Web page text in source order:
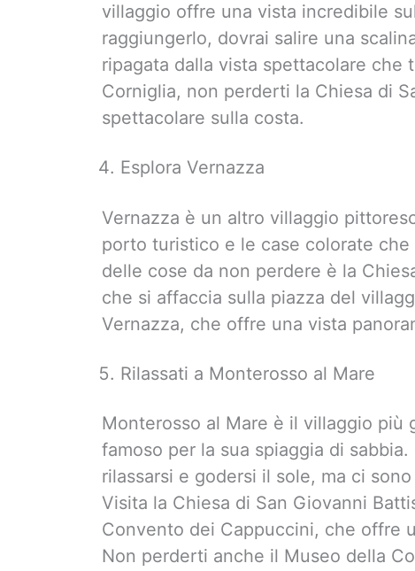
villaggio offre una vista incredibile
raggiungerlo, dovrai salire una
ripagata dalla vista spettacolare che
Corniglia, non perderti la Chiesa di
spettacolare sulla costa.
Esplora Vernazza
Vernazza è un altro villaggio
porto turistico e le case colorate
delle cose da non perdere è la
che si affaccia sulla piazza del
Vernazza, che offre una vista
Rilassati a Monterosso al Mare
Monterosso al Mare è il villaggio più
famoso per la sua spiaggia di
rilassarsi e godersi il sole, ma ci
Visita la Chiesa di San Giovanni
Convento dei Cappuccini, che offre
Non perderti anche il Museo della